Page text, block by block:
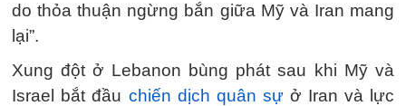
do thỏa thuận ngừng bắn giữa Mỹ và Iran mang
lại”.
Xung đột ở Lebanon bùng phát sau khi Mỹ và
Israel bắt đầu chiến dịch quân sự ở Iran và lực